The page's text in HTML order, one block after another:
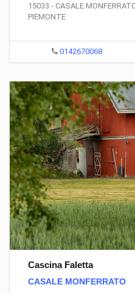
15033 - CASALE
PIEMONTE
0142670068
Cascina Faletta
CASALE MONFERRATO